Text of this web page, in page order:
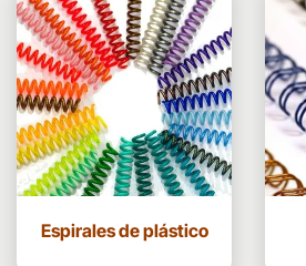
Espirales de plástico